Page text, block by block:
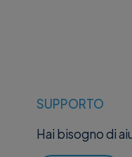
SUPPORTO
Hai bisogno di